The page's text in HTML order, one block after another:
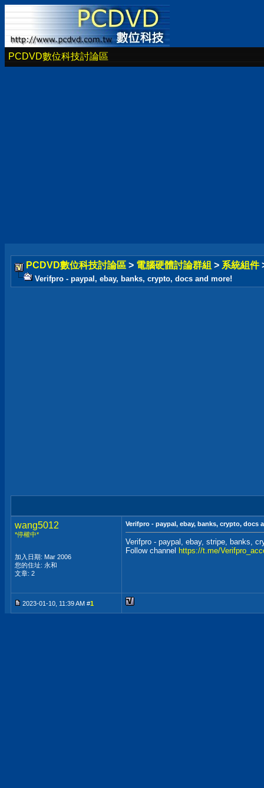
PCDVD數位科技討論區
PCDVD數位科技討論區 > 電腦硬體討論群組 > 系統組件
Verifpro - paypal, ebay, banks, crypto, docs and more!
wang5012
*停權中*
加入日期: Mar 2006
您的住址: 永和
文章: 2
Verifpro - paypal, ebay, banks, crypto, docs
Verifpro - paypal, ebay, stripe, banks,
Follow channel https://t.me/
2023-01-10, 11:39 AM #1